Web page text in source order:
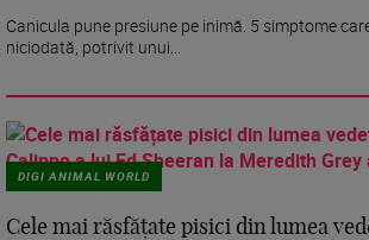
Canicula pune presiune pe inimă. 5 simptome
niciodată, potrivit unui...
DIGI ANIMAL WORLD
Cele mai răsfățate pisici din lumea